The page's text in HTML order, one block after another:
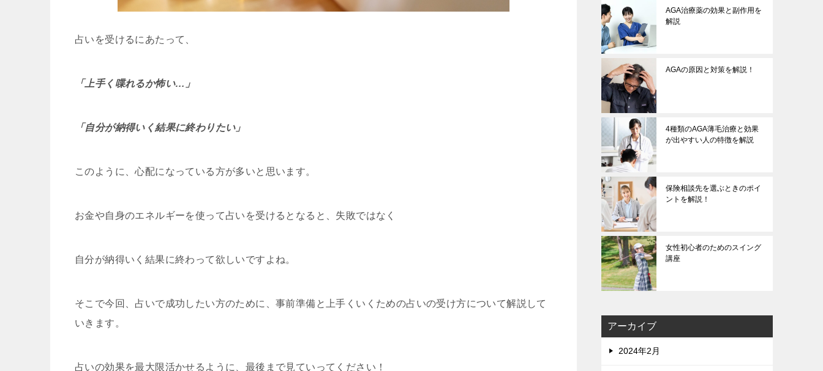
占いを受けるにあたって、
「上手く喋れるか怖い…」
「自分が納得いく結果に終わりたい」
このように、心配になっている方が多いと思います。
お金や自身のエネルギーを使って占いを受けるとなると、失敗ではなく
自分が納得いく結果に終わって欲しいですよね。
そこで今回、占いで成功したい方のために、事前準備と上手くいくための占いの受け方について解説して
いきます。
占いの効果を最大限活かせるように、最後まで見ていってください！
AGA治療薬の効果と副作用を
解説
AGAの原因と対策を解説！
4種類のAGA薄毛治療と効果
が出やすい人の特徴を解説
保険相談先を選ぶときのポイ
ントを解説！
女性初心者のためのスイング
講座
アーカイブ
2024年2月